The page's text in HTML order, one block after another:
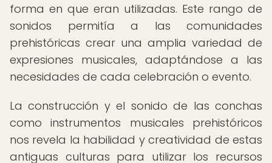
forma en que eran utilizadas. Este rango de
sonidos permitía a las comunidades
prehistóricas crear una amplia variedad de
expresiones musicales, adaptándose a las
necesidades de cada celebración o evento.
La construcción y el sonido de las conchas
como instrumentos musicales prehistóricos
nos revela la habilidad y creatividad de estas
antiguas culturas para utilizar los recursos